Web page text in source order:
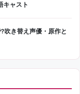
キャスト
吹き替え声優・原作と